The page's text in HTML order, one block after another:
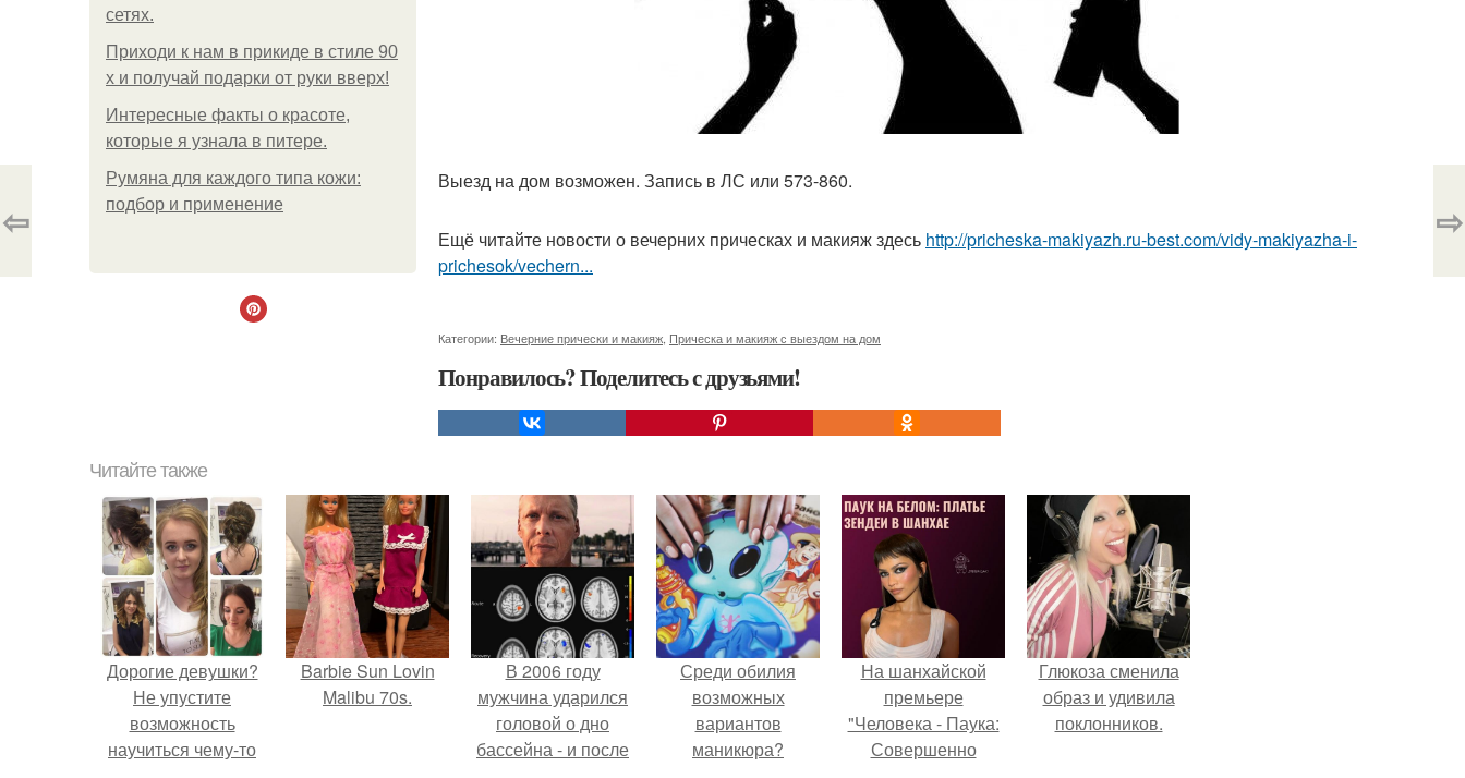
сетях.
Приходи к нам в прикиде в стиле 90
х и получай подарки от руки вверх!
Интересные факты о красоте,
которые я узнала в питере.
Румяна для каждого типа кожи:
подбор и применение
Выезд на дом возможен. Запись в ЛС или 573-860.
Ещё читайте новости о вечерних прическах и макияж здесь http://pricheska-makiyazh.ru-best.com/vidy-makiyazha-i-
prichesok/vechern...
Категории: Вечерние прически и макияж Прическа и макияж с выездом на дом
Понравилось? Поделитесь с друзьями!
⇦ ⇨
Читайте также
Дорогие девушки?
Не упустите
возможность
научиться чему-то
Barbie Sun Lovin
Malibu 70s.
В 2006 году
мужчина ударился
головой о дно
бассейна - и после
Среди обилия
возможных
вариантов
маникюра?
На шанхайской
премьере
"Человека - Паука:
Совершенно
Глюкоза сменила
образ и удивила
поклонников.